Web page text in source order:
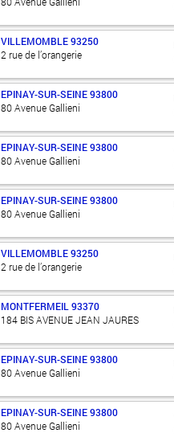
VILLEMOMBLE 93250
2 rue de l’orangerie
EPINAY-SUR-SEINE 93800
80 Avenue Gallieni
EPINAY-SUR-SEINE 93800
80 Avenue Gallieni
EPINAY-SUR-SEINE 93800
80 Avenue Gallieni
VILLEMOMBLE 93250
2 rue de l’orangerie
MONTFERMEIL 93370
184 BIS AVENUE JEAN JAURES
EPINAY-SUR-SEINE 93800
80 Avenue Gallieni
EPINAY-SUR-SEINE 93800
80 Avenue Gallieni